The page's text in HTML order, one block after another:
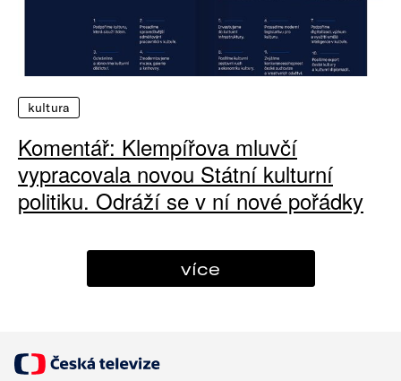
kultura
Komentář: Klempířova mluvčí
vypracovala novou Státní kulturní
politiku. Odráží se v ní nové pořádky
více